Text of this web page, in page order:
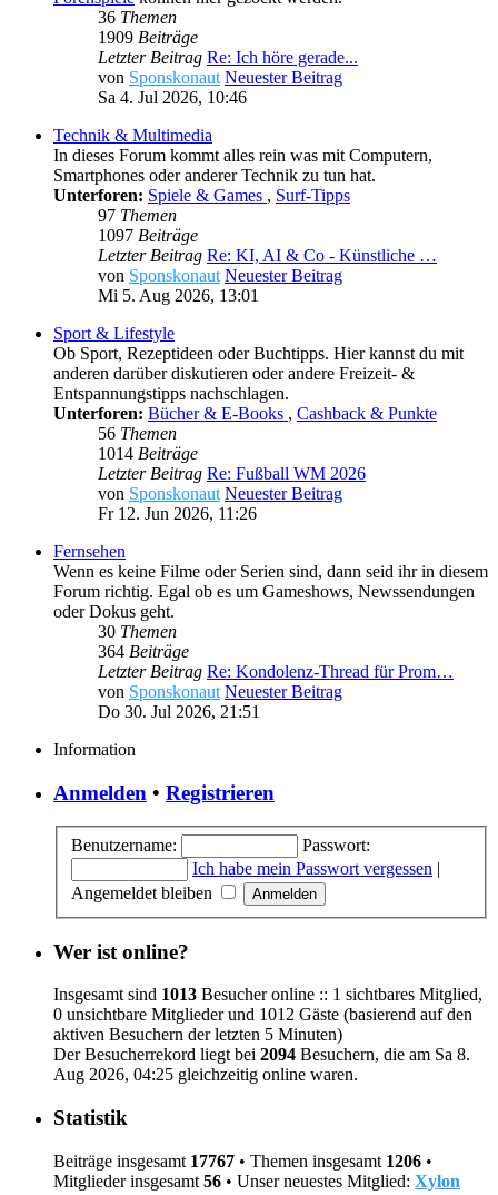
36 Themen
1909 Beiträge
Letzter Beitrag Re: Ich höre gerade...
von Sponskonaut Neuester Beitrag
Sa 4. Jul 2026, 10:46
Technik & Multimedia
In dieses Forum kommt alles rein was mit Computern,
Smartphones oder anderer Technik zu tun hat.
Unterforen: Spiele & Games , Surf-Tipps
97 Themen
1097 Beiträge
Letzter Beitrag Re: KI, AI & Co - Künstliche …
von Sponskonaut Neuester Beitrag
Mi 5. Aug 2026, 13:01
Sport & Lifestyle
Ob Sport, Rezeptideen oder Buchtipps. Hier kannst du mit
anderen darüber diskutieren oder andere Freizeit- &
Entspannungstipps nachschlagen.
Unterforen: Bücher & E-Books , Cashback & Punkte
56 Themen
1014 Beiträge
Letzter Beitrag Re: Fußball WM 2026
von Sponskonaut Neuester Beitrag
Fr 12. Jun 2026, 11:26
Fernsehen
Wenn es keine Filme oder Serien sind, dann seid ihr in diesem
Forum richtig. Egal ob es um Gameshows, Newssendungen
oder Dokus geht.
30 Themen
364 Beiträge
Letzter Beitrag Re: Kondolenz-Thread für Prom…
von Sponskonaut Neuester Beitrag
Do 30. Jul 2026, 21:51
Information
Anmelden • Registrieren
Benutzername:
Passwort:
Ich habe mein Passwort vergessen |
Angemeldet bleiben
Wer ist online?
Insgesamt sind 1013 Besucher online :: 1 sichtbares Mitglied,
0 unsichtbare Mitglieder und 1012 Gäste (basierend auf den
aktiven Besuchern der letzten 5 Minuten)
Der Besucherrekord liegt bei 2094 Besuchern, die am Sa 8.
Aug 2026, 04:25 gleichzeitig online waren.
Statistik
Beiträge insgesamt 17767 • Themen insgesamt 1206 •
Mitglieder insgesamt 56 • Unser neuestes Mitglied: Xylon